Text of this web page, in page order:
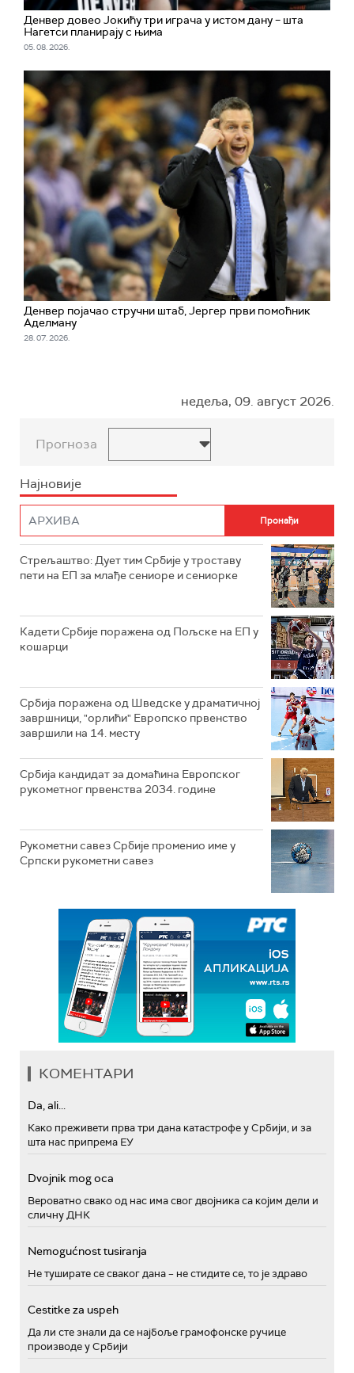
Денвер довео Јокићу три играча у истом дану – шта
Нагетси планирају с њима
05. 08. 2026.
Денвер појачао стручни штаб, Јергер први помоћник
Аделману
28. 07. 2026.
недеља, 09. август 2026.
Прогноза
Најновије
Стрељаштво: Дует тим Србије у троставу
пети на ЕП за млађе сениоре и сениорке
Кадети Србије поражена од Пољске на ЕП у
кошарци
Србија поражена од Шведске у драматичној
завршници, "орлићи" Европско првенство
завршили на 14. месту
Србија кандидат за домаћина Европског
рукометног првенства 2034. године
Рукометни савез Србије променио име у
Српски рукометни савез
КОМЕНТАРИ
Da, ali...
Како преживети прва три дана катастрофе у Србији, и за
шта нас припрема ЕУ
Dvojnik mog oca
Вероватно свако од нас има свог двојника са којим дели и
сличну ДНК
Nemogućnost tusiranja
Не туширате се сваког дана – не стидите се, то је здраво
Cestitke za uspeh
Да ли сте знали да се најбоље грамофонске ручице
производе у Србији